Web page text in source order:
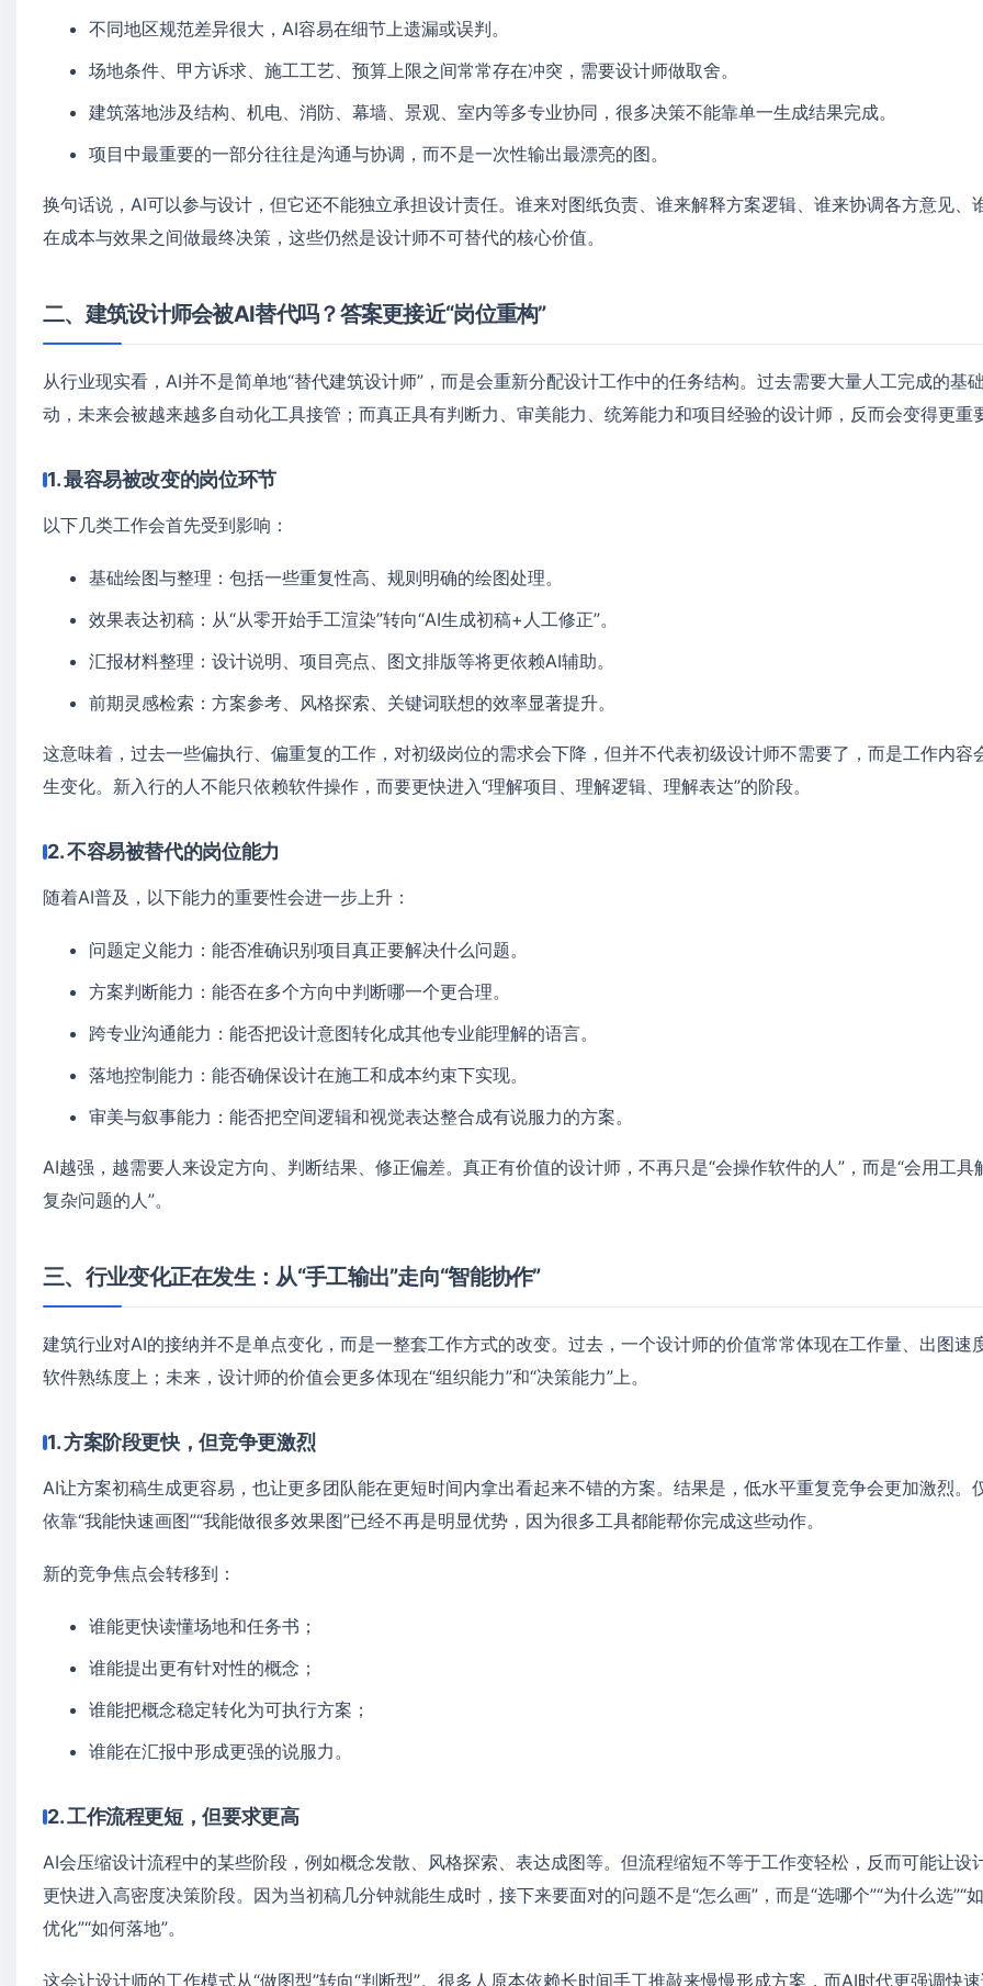
不同地区规范差异很大，AI容易在细节上遗漏或误判。
场地条件、甲方诉求、施工工艺、预算上限之间常常存在冲突，需要设计师做取舍。
建筑落地涉及结构、机电、消防、幕墙、景观、室内等多专业协同，很多决策不能靠单一生成结果完成。
项目中最重要的一部分往往是沟通与协调，而不是一次性输出最漂亮的图。
换句话说，AI可以参与设计，但它还不能独立承担设计责任。谁来对图纸负责、谁来解释方案逻辑、谁来协调各方意见、
在成本与效果之间做最终决策，这些仍然是设计师不可替代的核心价值。
二、建筑设计师会被AI替代吗？答案更接近“岗位重构”
从行业现实看，AI并不是简单地“替代建筑设计师”，而是会重新分配设计工作中的任务结构。过去需要大量人工完成的基
动，未来会被越来越多自动化工具接管；而真正具有判断力、审美能力、统筹能力和项目经验的设计师，反而会变得更重
1. 最容易被改变的岗位环节
以下几类工作会首先受到影响：
基础绘图与整理：包括一些重复性高、规则明确的绘图处理。
效果表达初稿：从“从零开始手工渲染”转向“AI生成初稿+人工修正”。
汇报材料整理：设计说明、项目亮点、图文排版等将更依赖AI辅助。
前期灵感检索：方案参考、风格探索、关键词联想的效率显著提升。
这意味着，过去一些偏执行、偏重复的工作，对初级岗位的需求会下降，但并不代表初级设计师不需要了，而是工作内容
生变化。新入行的人不能只依赖软件操作，而要更快进入“理解项目、理解逻辑、理解表达”的阶段。
2. 不容易被替代的岗位能力
随着AI普及，以下能力的重要性会进一步上升：
问题定义能力：能否准确识别项目真正要解决什么问题。
方案判断能力：能否在多个方向中判断哪一个更合理。
跨专业沟通能力：能否把设计意图转化成其他专业能理解的语言。
落地控制能力：能否确保设计在施工和成本约束下实现。
审美与叙事能力：能否把空间逻辑和视觉表达整合成有说服力的方案。
AI越强，越需要人来设定方向、判断结果、修正偏差。真正有价值的设计师，不再只是“会操作软件的人”，而是“会用工具
复杂问题的人”。
三、行业变化正在发生：从“手工输出”走向“智能协作”
建筑行业对AI的接纳并不是单点变化，而是一整套工作方式的改变。过去，一个设计师的价值常常体现在工作量、出图速
软件熟练度上；未来，设计师的价值会更多体现在“组织能力”和“决策能力”上。
1. 方案阶段更快，但竞争更激烈
AI让方案初稿生成更容易，也让更多团队能在更短时间内拿出看起来不错的方案。结果是，低水平重复竞争会更加激烈。
依靠“我能快速画图”“我能做很多效果图”已经不再是明显优势，因为很多工具都能帮你完成这些动作。
新的竞争焦点会转移到：
谁能更快读懂场地和任务书；
谁能提出更有针对性的概念；
谁能把概念稳定转化为可执行方案；
谁能在汇报中形成更强的说服力。
2. 工作流程更短，但要求更高
AI会压缩设计流程中的某些阶段，例如概念发散、风格探索、表达成图等。但流程缩短不等于工作变轻松，反而可能让设
更快进入高密度决策阶段。因为当初稿几分钟就能生成时，接下来要面对的问题不是“怎么画”，而是“选哪个”“为什么选”“
优化”“如何落地”。
这会让设计师的工作模式从“做图型”转向“判断型”。很多人原本依赖长时间手工推敲来慢慢形成方案，而AI时代更强调快